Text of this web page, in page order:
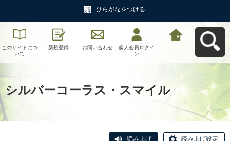
ひらがなをつける
このサイトにつ
いて
新規登録 お問い合わせ
個人会員ログイ
ン
シルバーコーラス・スマイル
読み上げ 読み上げ設定